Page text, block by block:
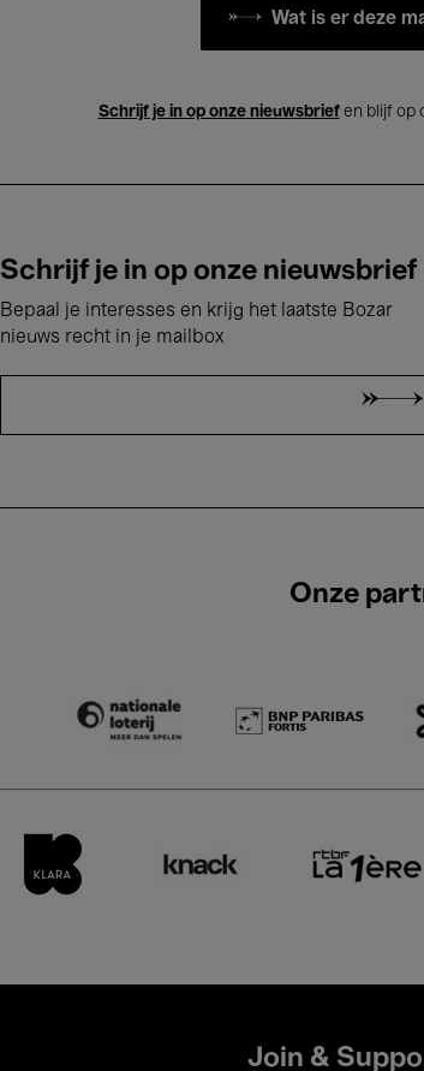
Wat is er deze
Schrijf je in op onze nieuwsbriefen blijf op
Schrijf je in op onze nieuwsbrief
Bepaal je interesses en krijg het laatste Bozar
nieuws recht in je mailbox
Onze
Join &